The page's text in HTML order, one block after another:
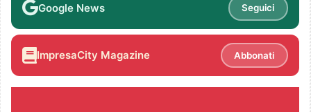
Google News Seguici
ImpresaCity Magazine Abbonati